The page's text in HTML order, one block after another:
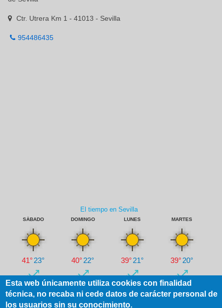
Ctr. Utrera Km 1 - 41013 - Sevilla
954486435
Esta web únicamente utiliza cookies con finalidad
técnica, no recaba ni cede datos de carácter personal de
los usuarios sin su conocimiento.